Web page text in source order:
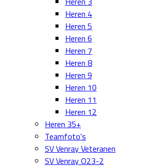
Heren 4
Heren 5
Heren 6
Heren 7
Heren 8
Heren 9
Heren 10
Heren 11
Heren 12
Heren 35+
Teamfoto's
SV Venray Veteranen
SV Venray O23-2